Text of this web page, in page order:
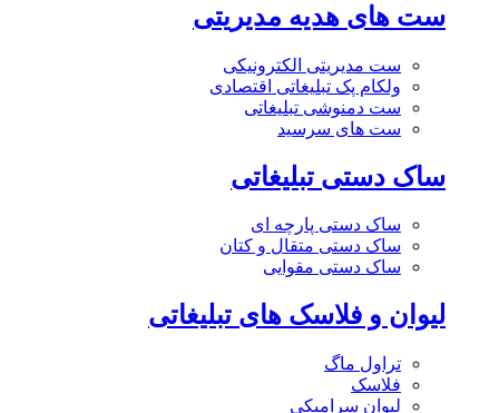
ست های هدیه مدیریتی
ست مدیریتی الکترونیکی
ولکام پک تبلیغاتی اقتصادی
ست دمنوشی تبلیغاتی
ست های سرسید
ساک دستی تبلیغاتی
ساک دستی پارچه ای
ساک دستی متقال و کتان
ساک دستی مقوایی
لیوان و فلاسک های تبلیغاتی
تراول ماگ
فلاسک
لیوان سرامیکی